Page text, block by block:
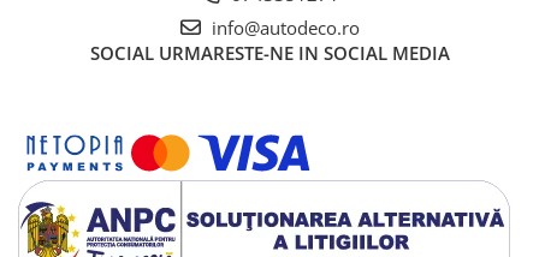
TRICOURI AMUZANTE
TRICOURI CU PROFESII
TRICOURI CUPLURI/TINERI
CASATORITI
TRICOURI DAMA
info@autodeco.ro
SOCIAL URMARESTE-NE IN SOCIAL MEDIA